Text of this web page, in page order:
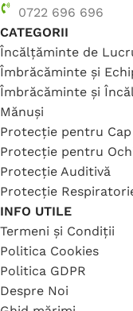
0722 696 696
CATEGORII
Încălțăminte de
Îmbrăcăminte și
Îmbrăcăminte și
Mănuși
Protecție pentru
Protecție pentru
Protecție Auditivă
Protecție
INFO UTILE
Termeni și Condiții
Politica Cookies
Politica GDPR
Despre Noi